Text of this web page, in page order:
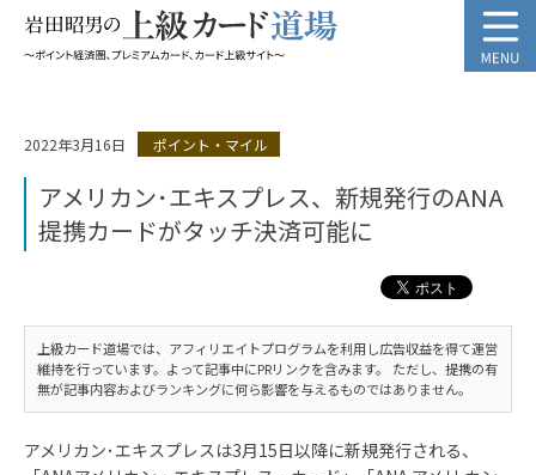
2022年3月16日 ポイント・マイル
アメリカン･エキスプレス、新規発行のANA
提携カードがタッチ決済可能に
上級カード道場では、アフィリエイトプログラムを利用し広告収益を得て運営
維持を行っています。よって記事中にPRリンクを含みます。 ただし、提携の有
無が記事内容およびランキングに何ら影響を与えるものではありません。
アメリカン･エキスプレスは3月15日以降に新規発行される、